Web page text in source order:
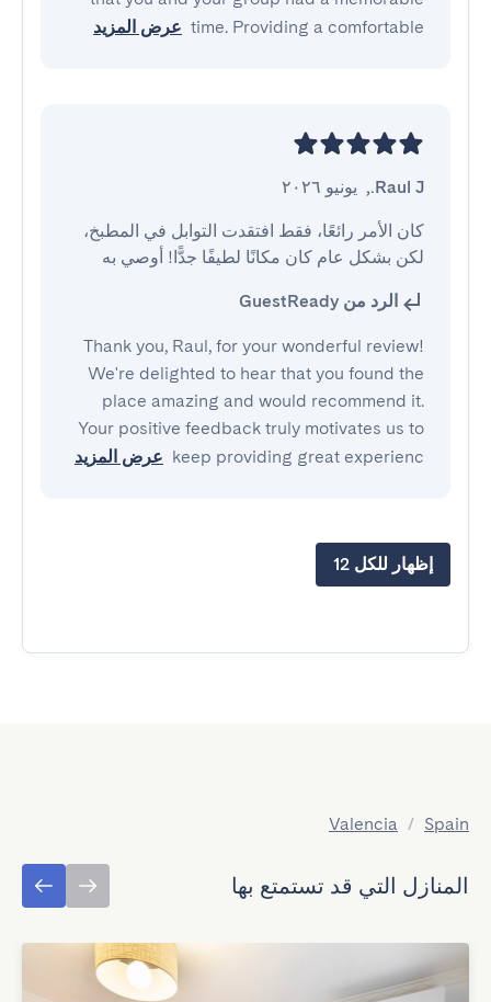
time. Providing a comfortable عرض المزيد
Raul J.
, يونيو ٢٠٢٦
لكن بشكل عام كان مكانًا لطيفًا جدًّا! أوصي به
الرد من GuestReady
Thank you, Raul, for your wonderful review!
We're delighted to hear that you found the
place amazing and would recommend it.
Your positive feedback truly motivates us to
keep providing great experienc عرض المزيد
إظهار للكل 12
Spain
/
Valencia
المنازل التي قد تستمتع بها